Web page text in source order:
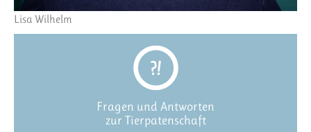
Lisa Wilhelm
Fragen und Antworten
zur Tierpatenschaft